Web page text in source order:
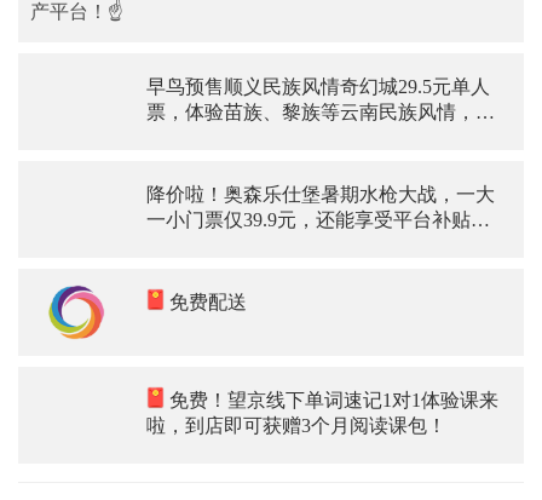
产平台！☝
早鸟预售顺义民族风情奇幻城29.5元单人
票，体验苗族、黎族等云南民族风情，太
降价啦！奥森乐仕堡暑期水枪大战，一大
一小门票仅39.9元，还能享受平台补贴，
免费配送
免费！望京线下单词速记1对1体验课来
啦，到店即可获赠3个月阅读课包！